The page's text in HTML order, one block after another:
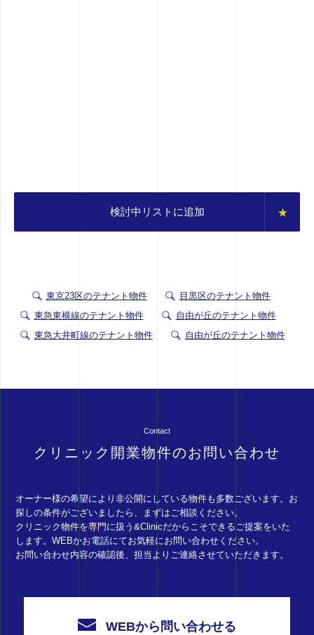
検討中リストに追加
東京23区のテナント物件
目黒区のテナント物件
東急東横線のテナント物件
自由が丘のテナント物件
東急大井町線のテナント物件
自由が丘のテナント物件
Contact
クリニック開業物件のお問い合わせ
オーナー様の希望により非公開にしている物件も多数ございます。お
探しの条件がございましたら、まずはご相談ください。
クリニック物件を専門に扱う&Clinicだからこそできるご提案をいた
します。WEBかお電話にてお気軽にお問い合わせください。
お問い合わせ内容の確認後、担当よりご連絡させていただきます。
WEBから問い合わせる